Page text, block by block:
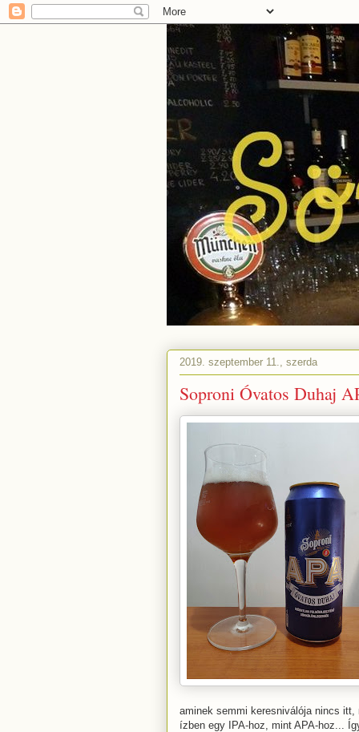
2019. szeptember 11., szerda
Soproni Óvatos Duhaj
aminek semmi keresniválója nincs
ízben egy IPA-hoz, mint APA-hoz...